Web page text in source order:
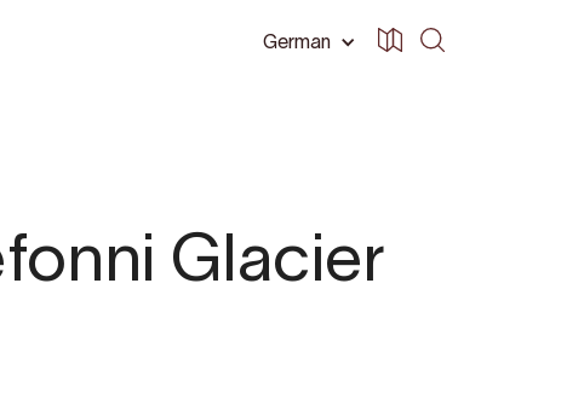
German
Glacier